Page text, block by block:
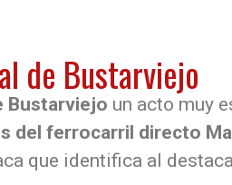
de Bustarviejo
Bustarviejo un acto muy
del ferrocarril directo
que identifica al